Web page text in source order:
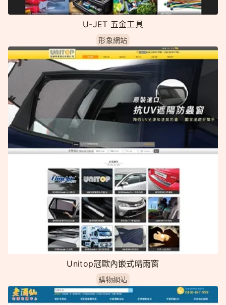
U-JET 五金工具
形象網站
Unitop冠歐內嵌式晴雨窗
購物網站